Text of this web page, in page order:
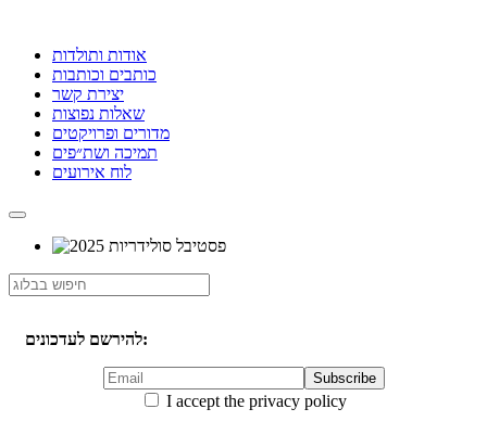
אודות ותולדות
כותבים וכותבות
יצירת קשר
שאלות נפוצות
מדורים ופרויקטים
תמיכה ושת״פים
לוח אירועים
להירשם לעדכונים:
I accept the privacy policy